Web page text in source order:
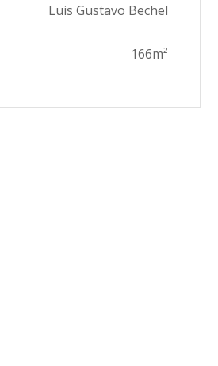
Luis Gustavo Bechel
166m²